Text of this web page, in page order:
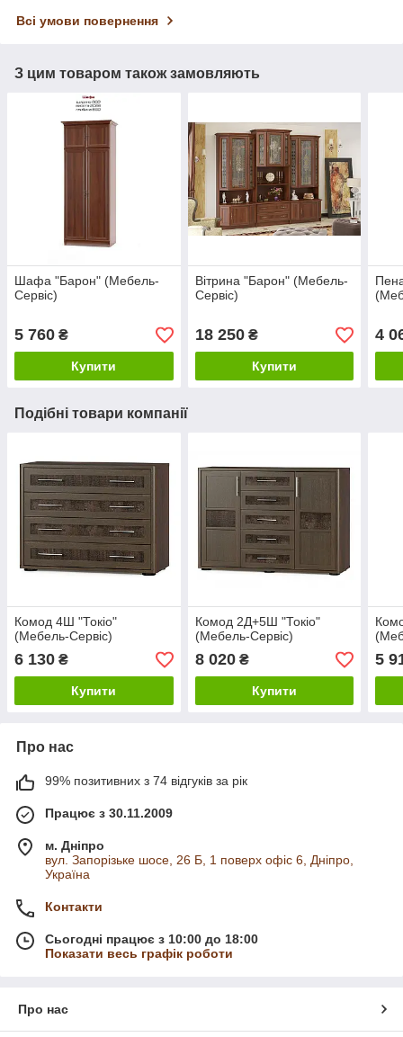
Всі умови повернення
З цим товаром також замовляють
Шафа "Барон" (Мебель-
Сервіс)
5 760 ₴
Купити
Вітрина "Барон" (Мебель-
Сервіс)
18 250₴
Купити
4
Подібні товари компанії
Комод 4Ш "Токіо"
(Мебель-Сервіс)
6 130 ₴
Купити
Комод 2Д+5Ш "Токіо"
(Мебель-Сервіс)
8 020₴
Купити
5
Про нас
99% позитивних з 74 відгуків за рік
Працює з 30.11.2009
м. Дніпро
вул. Запорізьке шосе, 26 Б, 1 поверх офіс 6, Дніпро,
Україна
Контакти
Сьогодні працює з 10:00 до 18:00
Показати весь графік роботи
Про нас